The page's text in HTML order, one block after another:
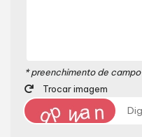
* preenchimento de campo
Trocar imagem